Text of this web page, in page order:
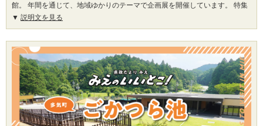
館。 年間を通じて、地域ゆかりのテーマで企画展を開催しています。 特集
説明文を見る